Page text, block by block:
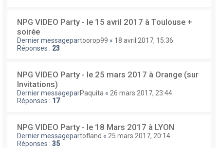
NPG VIDEO Party - le 15 avril 2017 à Toulouse +
soirée
Dernier messagepartoorop99 « 18 avril 2017, 15:36
Réponses : 23
NPG VIDEO Party - le 25 mars 2017 à Orange (sur
Invitations)
Dernier messageparPaquita « 26 mars 2017, 23:44
Réponses : 17
NPG VIDEO Party - le 18 Mars 2017 à LYON
Dernier messagepartofland « 25 mars 2017, 20:14
Réponses : 35